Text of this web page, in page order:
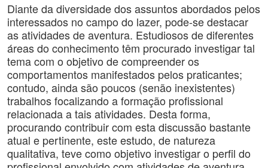
Diante da diversidade dos assuntos abordados pelos
interessados no campo do lazer, pode-se destacar
as atividades de aventura. Estudiosos de diferentes
áreas do conhecimento têm procurado investigar tal
tema com o objetivo de compreender os
comportamentos manifestados pelos praticantes;
contudo, ainda são poucos (senão inexistentes)
trabalhos focalizando a formação profissional
relacionada a tais atividades. Desta forma,
procurando contribuir com esta discussão bastante
atual e pertinente, este estudo, de natureza
qualitativa, teve como objetivo investigar o perfil do